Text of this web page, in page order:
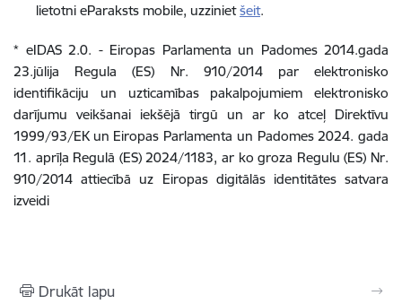
lietotni eParaksts mobile, uzzinietšeit.
* eIDAS 2.0. - Eiropas Parlamenta un Padomes 2014.gada
23.jūlija Regula (ES) Nr. 910/2014 par elektronisko
identifikāciju un uzticamības pakalpojumiem elektronisko
darījumu veikšanai iekšējā tirgū un ar ko atceļ Direktīvu
1999/93/EK un Eiropas Parlamenta un Padomes 2024. gada
11. aprīļa Regulā (ES) 2024/1183, ar ko groza Regulu (ES) Nr.
910/2014 attiecībā uz Eiropas digitālās identitātes satvara
izveidi
Drukāt lapu